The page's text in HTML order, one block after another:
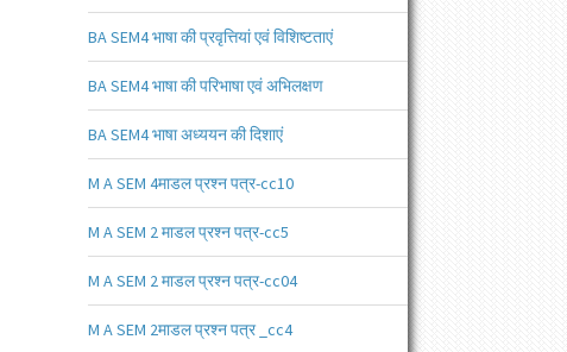
BA SEM4 भाषा की प्रवृत्तियां एवं विशिष्टताएं
BA SEM4 भाषा की परिभाषा एवं अभिलक्षण
BA SEM4 भाषा अध्ययन की दिशाएं
M A SEM 4माडल प्रश्न पत्र-cc10
M A SEM 2 माडल प्रश्न पत्र-cc5
M A SEM 2 माडल प्रश्न पत्र-cc04
M A SEM 2माडल प्रश्न पत्र _cc4